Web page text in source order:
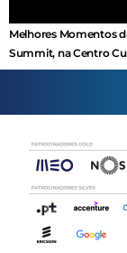
Melhores Momentos
Summit, na Centro